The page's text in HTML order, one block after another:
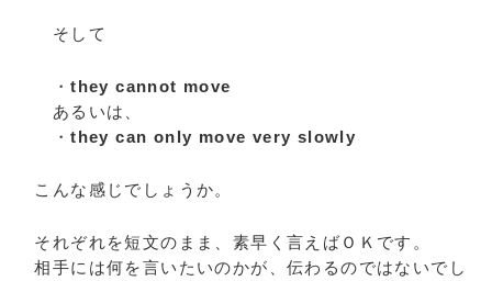
そして
・they cannot move
あるいは、
・they can only move very slowly
こんな感じでしょうか。
それぞれを短文のまま、素早く言えばＯＫです。
相手には何を言いたいのかが、伝わるのではないでし